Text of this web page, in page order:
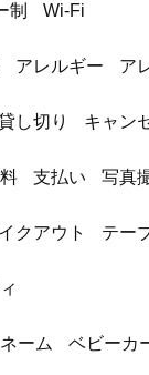
制 Wi-Fi
アレルギー ア
し切り キャン
支払い 写真
クアウト テー
ーム ベビーカ